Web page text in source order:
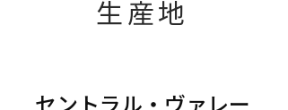
生産地